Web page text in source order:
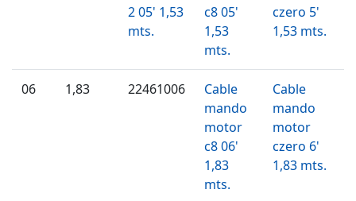
2 05' 1,53
mts.
c8 05'
1,53
mts.
czero 5'
1,53 mts.
06 1,83 22461006
Cable
mando
motor
c8 06'
1,83
mts.
Cable
mando
motor
czero 6'
1,83 mts.